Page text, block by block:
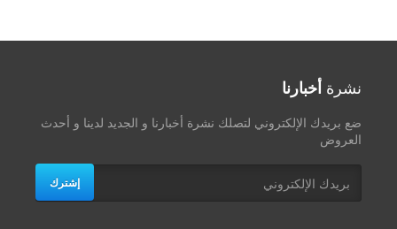
نشرة أخبارنا
ضع بريدك الإلكتروني لتصلك نشرة أخبارنا و الجديد لدينا و أحدث
العروض
إشترك